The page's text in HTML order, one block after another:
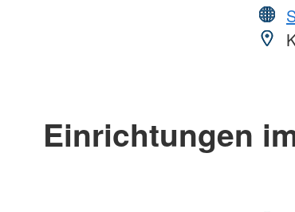
Einrichtungen